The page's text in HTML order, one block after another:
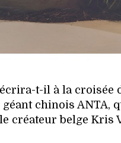
t-il à la croisée
géant chinois
créateur belge Kris